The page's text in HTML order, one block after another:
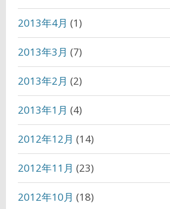
2013年4月 (1)
2013年3月 (7)
2013年2月 (2)
2013年1月 (4)
2012年12月 (14)
2012年11月 (23)
2012年10月 (18)